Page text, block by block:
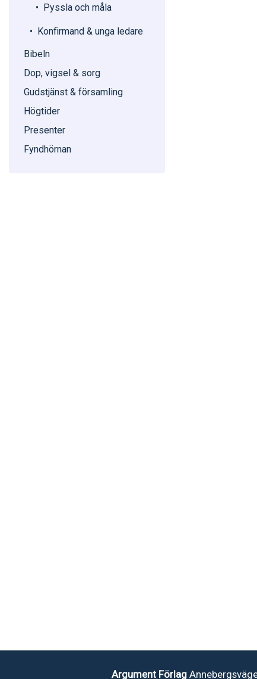
Pyssla och måla
Konfirmand & unga ledare
Bibeln
Dop, vigsel & sorg
Gudstjänst & församling
Högtider
Presenter
Fyndhörnan
Argument Förlag